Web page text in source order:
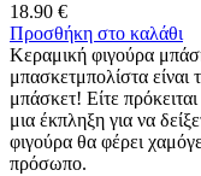
18.90 €
Προσθήκη στο καλάθι
Κεραμική φιγούρα
μπασκετμπολίστα είναι
μπάσκετ! Είτε
μια έκπληξη για να
φιγούρα θα φέρει
πρόσωπο.